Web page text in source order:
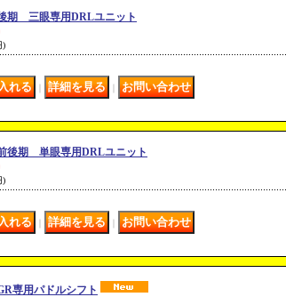
期 三眼専用DRLユニット
)
後期 単眼専用DRLユニット
)
専用パドルシフト